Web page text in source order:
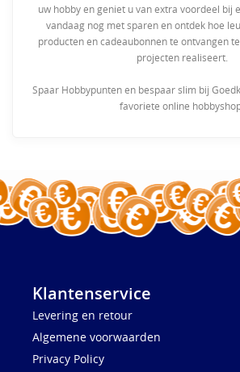
uw hobby en geniet u van extra voordeel bij
vandaag nog met sparen en ontdek hoe
producten en cadeaubonnen te ontvangen
projecten realiseert.
Spaar Hobbypunten en bespaar slim bij
favoriete online
Klantenservice
Levering en retour
Algemene voorwaarden
Privacy Policy